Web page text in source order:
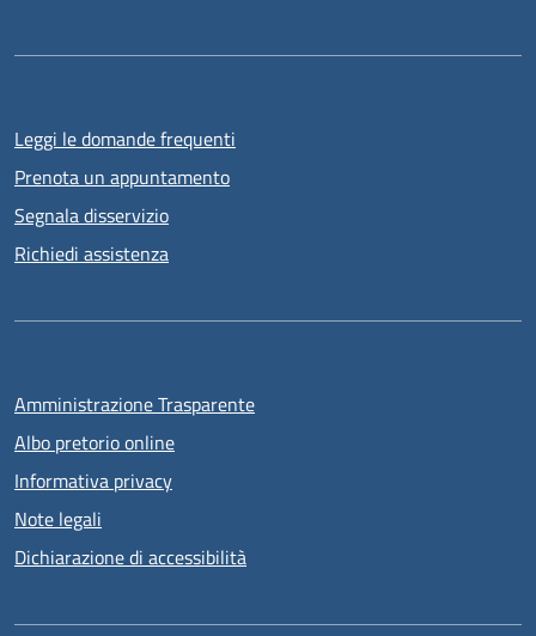
Leggi le domande frequenti
Prenota un appuntamento
Segnala disservizio
Richiedi assistenza
Amministrazione Trasparente
Albo pretorio online
Informativa privacy
Note legali
Dichiarazione di accessibilità